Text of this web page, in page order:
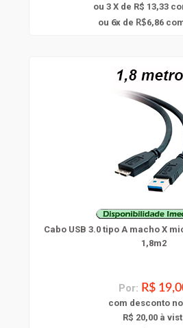
ou 3 X de R$ 13,33
ou 6x de R$6,86
Cabo USB 3.0 tipo A macho X
1,8m2
Por: R$
com desconto
R$ 20,00 à